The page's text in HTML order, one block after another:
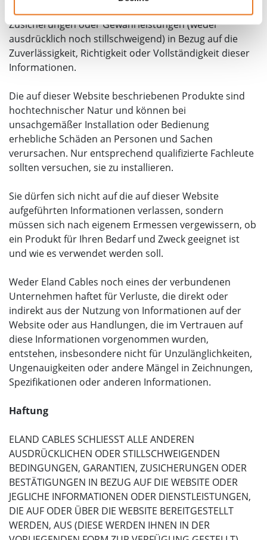
aktuell, richtig und vollständig sind, gibt jedoch keine
Zusicherungen oder Gewährleistungen (weder
ausdrücklich noch stillschweigend) in Bezug auf die
Zuverlässigkeit, Richtigkeit oder Vollständigkeit dieser
Informationen.
Die auf dieser Website beschriebenen Produkte sind
hochtechnischer Natur und können bei
unsachgemäßer Installation oder Bedienung
erhebliche Schäden an Personen und Sachen
verursachen. Nur entsprechend qualifizierte Fachleute
sollten versuchen, sie zu installieren.
Sie dürfen sich nicht auf die auf dieser Website
aufgeführten Informationen verlassen, sondern
müssen sich nach eigenem Ermessen vergewissern, ob
ein Produkt für Ihren Bedarf und Zweck geeignet ist
und wie es verwendet werden soll.
Weder Eland Cables noch eines der verbundenen
Unternehmen haftet für Verluste, die direkt oder
indirekt aus der Nutzung von Informationen auf der
Website oder aus Handlungen, die im Vertrauen auf
diese Informationen vorgenommen wurden,
entstehen, insbesondere nicht für Unzulänglichkeiten,
Ungenauigkeiten oder andere Mängel in Zeichnungen,
Spezifikationen oder anderen Informationen.
Haftung
ELAND CABLES SCHLIESST ALLE ANDEREN
AUSDRÜCKLICHEN ODER STILLSCHWEIGENDEN
BEDINGUNGEN, GARANTIEN, ZUSICHERUNGEN ODER
BESTÄTIGUNGEN IN BEZUG AUF DIE WEBSITE ODER
JEGLICHE INFORMATIONEN ODER DIENSTLEISTUNGEN,
DIE AUF ODER ÜBER DIE WEBSITE BEREITGESTELLT
WERDEN, AUS (DIESE WERDEN IHNEN IN DER